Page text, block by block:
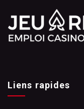
Liens rapides